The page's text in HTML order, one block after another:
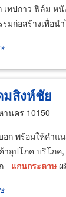
เทปกาว ฟิล์ม ห
มก่อสร้างเพื่อ
สิงห์ชัย
านคร 10150
ก พร้อมให้คำแ
อุปโภค บริโภค
- แกนกระดาษ